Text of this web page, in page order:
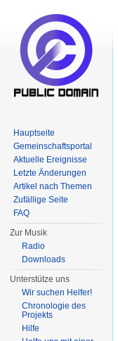
Hauptseite
Gemeinschaftsportal
Aktuelle Ereignisse
Letzte Änderungen
Artikel nach Themen
Zufällige Seite
FAQ
Zur Musik
Radio
Downloads
Unterstütze uns
Wir suchen Helfer!
Chronologie des
Projekts
Hilfe